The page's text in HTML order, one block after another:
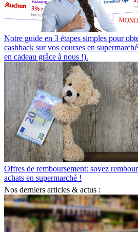
Notre guide en 3 étapes simples pour
cashback sur vos courses en
en cadeau grâce à nous !).
Offres de remboursement: soyez
achats en supermarché !
Nos derniers articles & actus :